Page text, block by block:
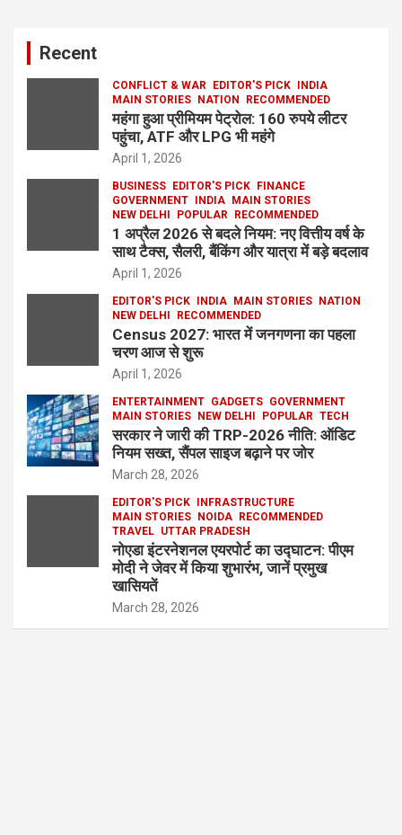
Recent
CONFLICT & WAR EDITOR'S PICK
INDIA
MAIN STORIES
NATION RECOMMENDED
महंगा हुआ प्रीमियम पेट्रोल: 160 रुपये लीटर
पहुंचा, ATF और LPG भी महंगे
April 1, 2026
BUSINESS EDITOR'S PICK
FINANCE
GOVERNMENT
INDIA
MAIN STORIES
NEW DELHI
POPULAR RECOMMENDED
1 अप्रैल 2026 से बदले नियम: नए वित्तीय वर्ष के
साथ टैक्स, सैलरी, बैंकिंग और यात्रा में बड़े बदलाव
April 1, 2026
EDITOR'S PICK INDIA MAIN STORIES
NATION
NEW DELHI
RECOMMENDED
Census 2027: भारत में जनगणना का पहला
चरण आज से शुरू
April 1, 2026
ENTERTAINMENT GADGETS GOVERNMENT
MAIN STORIES
NEW DELHI POPULAR TECH
सरकार ने जारी की TRP-2026 नीति: ऑडिट
नियम सख्त, सैंपल साइज बढ़ाने पर जोर
March 28, 2026
EDITOR'S PICK
INFRASTRUCTURE
MAIN STORIES
NOIDA
RECOMMENDED
TRAVEL UTTAR PRADESH
नोएडा इंटरनेशनल एयरपोर्ट का उद्घाटन: पीएम
मोदी ने जेवर में किया शुभारंभ, जानें प्रमुख
खासियतें
March 28, 2026